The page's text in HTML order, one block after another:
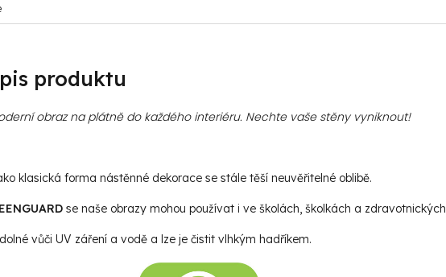
produktu
obraz na plátně do každého interiéru. Nechte vaše stěny vyniknout!
klasická forma nástěnné dekorace se stále těší neuvěřitelné oblibě.
se naše obrazy mohou používat i ve školách, školkách a
vůči UV záření a vodě a lze je čistit vlhkým hadříkem.